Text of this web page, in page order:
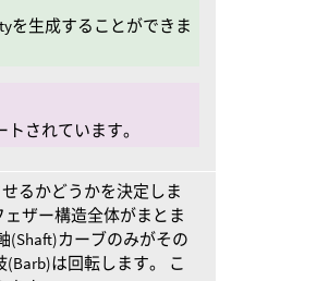
を生成することができま
されています。
るかどうかを決定しま
ザー構造全体がまとま
(Shaft)カーブのみがその
は回転します。 こ